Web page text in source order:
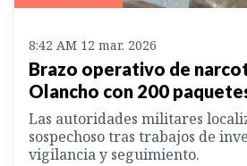
8:42 AM 12 mar. 2026
Brazo operativo de
Olancho con 200
Las autoridades militares
sospechoso tras trabajos de
vigilancia y seguimiento.